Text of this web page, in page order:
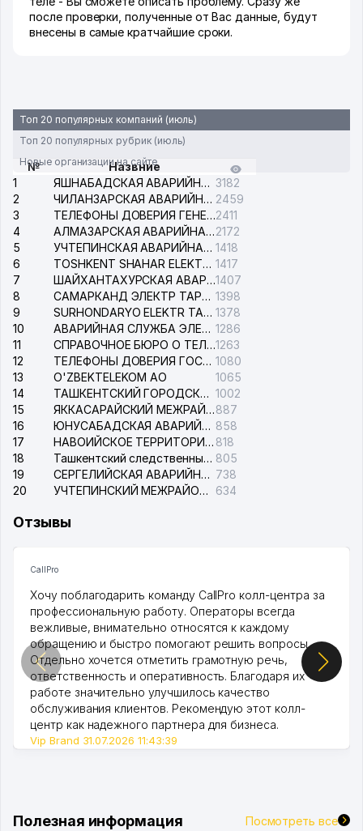
после проверки, полученные от Вас данные, будут
внесены в самые кратчайшие сроки.
Топ 20 популярных компаний (июль)
Топ 20 популярных рубрик (июль)
Новые организации на сайте
№
Назвние
1
ЯШНАБАДСКАЯ АВАРИЙНАЯ СЛУЖБА ЭЛЕКТРОСЕТИ 3182
2
ЧИЛАНЗАРСКАЯ АВАРИЙНАЯ СЛУЖБА ЭЛЕКТРОСЕТИ 2459
3
ТЕЛЕФОНЫ ДОВЕРИЯ ГЕНЕРАЛЬНОЙ ПРОКУРАТУРЫ РЕСПУБЛИКИ УЗБЕКИСТАН2411
4
АЛМАЗАРСКАЯ АВАРИЙНАЯ СЛУЖБА ЭЛЕКТРОСЕТИ2172
5
УЧТЕПИНСКАЯ АВАРИЙНАЯ СЛУЖБА ЭЛЕКТРОСЕТИ 1418
6
TOSHKENT SHAHAR ELEKTR TARMOQLARI KORXONASI АО 1417
7
ШАЙХАНТАХУРСКАЯ АВАРИЙНАЯ СЛУЖБА ЭЛЕКТРОСЕТИ1407
8
САМАРКАНД ЭЛЕКТР ТАРМОКЛАРИ АО 1398
9
SURHONDARYO ELEKTR TARMOKLARI АО 1378
10
АВАРИЙНАЯ СЛУЖБА ЭЛЕКТРОСЕТИ ТАШКЕНТСКОГО РАЙОНА 1286
11
СПРАВОЧНОЕ БЮРО О ТЕЛЕФОНАХ ОРГАНИЗАЦИЙ г. ТАШКЕНТА1263
12
ТЕЛЕФОНЫ ДОВЕРИЯ ГОСУДАРСТВЕННОГО ЦЕНТРА ТЕСТИРОВАНИЯ 1080
13
O'ZBEKTELEKOM АО
1065
14
ТАШКЕНТСКИЙ ГОРОДСКОЙ СУД ПО ГРАЖДАНСКИМ ДЕЛАМ 1002
15
ЯККАСАРАЙСКИЙ МЕЖРАЙОННЫЙ СУД ПО ГРАЖДАНСКИМ ДЕЛАМ887
16
ЮНУСАБАДСКАЯ АВАРИЙНАЯ СЛУЖБА ЭЛЕКТРОСЕТИ 858
17
НАВОИЙСКОЕ ТЕРРИТОРИАЛЬНОЕ ПРЕДПРИЯТИЕ ЭЛЕКТРОСЕТИ АО 818
18
Ташкентский следственный изолятор 805
19
СЕРГЕЛИЙСКАЯ АВАРИЙНАЯ СЛУЖБА ЭЛЕКТРОСЕТИ 738
20
УЧТЕПИНСКИЙ МЕЖРАЙОННЫЙ СУД ПО ГРАЖДАНСКИМ ДЕЛАМ 634
Отзывы
CallPro
Хочу поблагодарить команду CallPro колл-центра за
профессиональную работу. Операторы всегда
вежливые, внимательно относятся к каждому
обращению и быстро помогают решить вопросы.
Отдельно хочется отметить грамотную речь,
ответственность и оперативность. Благодаря их
работе значительно улучшилось качество
обслуживания клиентов. Рекомендую этот колл-
центр как надежного партнера для бизнеса.
Vip Brand 31.07.2026 11:43:39
Полезная информация Посмотреть все